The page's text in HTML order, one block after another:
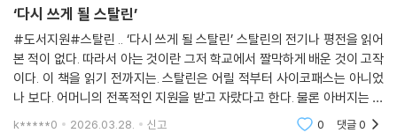
‘다시 쓰게 될 스탈린’
#도서지원#스탈린 .. ‘다시 쓰게 될 스탈린’ 스탈린의 전기나 평전을 읽어
본 적이 없다. 따라서 아는 것이란 그저 학교에서 짤막하게 배운 것이 고작
이다. 이 책을 읽기 전까지는. 스탈린은 어릴 적부터 사이코패스는 아니었
나 보다. 어머니의 전폭적인 지원을 받고 자랐다고 한다. 물론 아버지는 폭
력적이었고 무능했다지만... 그런 환경은 당시에 별로 특별한 건 아니었다
k*****0 2026.03.28. 신고 0 댓글0